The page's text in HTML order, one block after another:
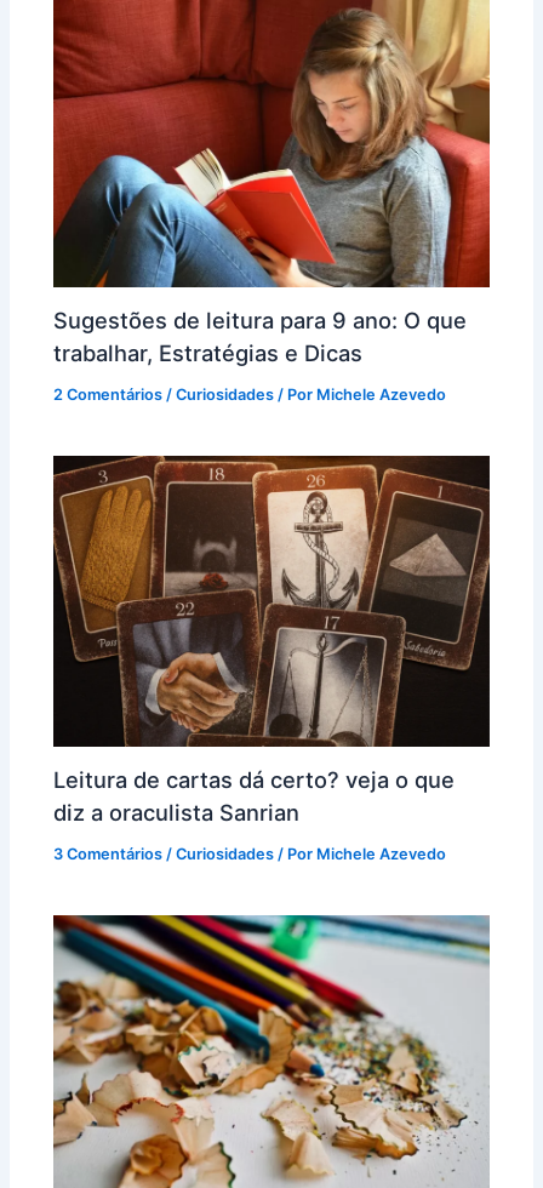
Sugestões de leitura para 9 ano: O que
trabalhar, Estratégias e Dicas
2 Comentários /Curiosidades / Por Michele Azevedo
Leitura de cartas dá certo? veja o que
diz a oraculista Sanrian
3 Comentários /Curiosidades / Por Michele Azevedo